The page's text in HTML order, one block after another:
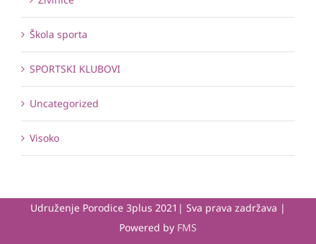
Škola sporta
SPORTSKI KLUBOVI
Uncategorized
Visoko
Udruženje Porodice 3plus 2021| Sva prava zadržava |
Powered by FMS